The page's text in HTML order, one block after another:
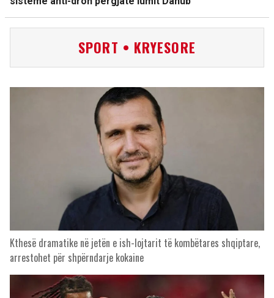
SPORT • KRYESORE
Kthesë dramatike në jetën e ish-lojtarit të kombëtares shqiptare,
arrestohet për shpërndarje kokaine